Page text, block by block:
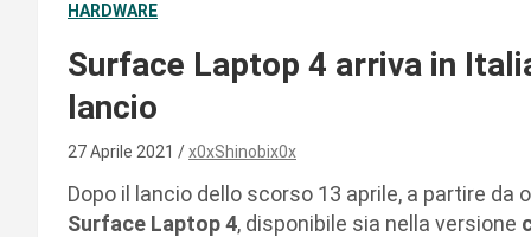
HARDWARE
Surface Laptop 4 arriva in
lancio
27 Aprile 2021 x0xShinobix0x
Dopo il lancio dello scorso 13 aprile, a partire
Surface Laptop 4, disponibile sia nella versione